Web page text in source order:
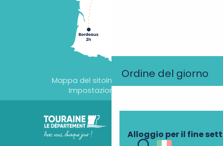
Ordine del giorno
Alloggio per il fine
Mappa del sitoInformazioni legali
Impostazioni dei cookie